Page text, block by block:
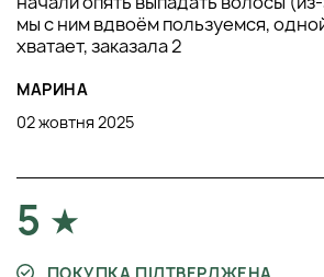
мы с ним вдвоём пользуемся,
хватает, заказала 2
МАРИНА
02 жовтня 2025
5